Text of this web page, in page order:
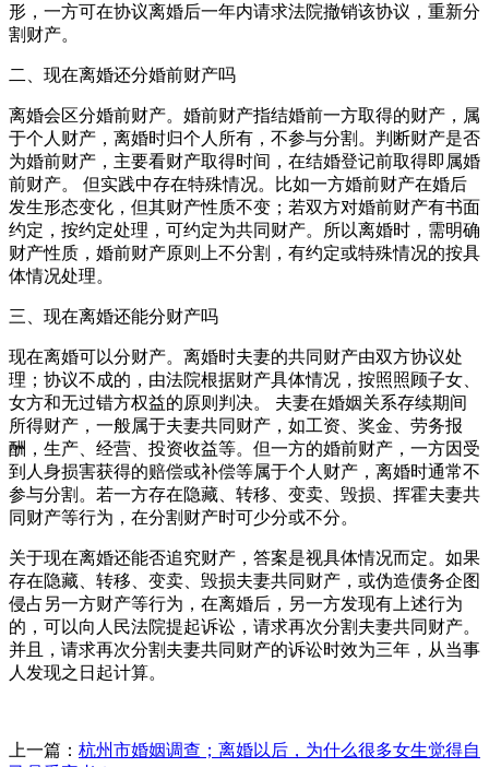
形，一方可在协议离婚后一年内请求法院撤销该协议，重新分
割财产。
二、现在离婚还分婚前财产吗
离婚会区分婚前财产。婚前财产指结婚前一方取得的财产，属
于个人财产，离婚时归个人所有，不参与分割。判断财产是否
为婚前财产，主要看财产取得时间，在结婚登记前取得即属婚
前财产。 但实践中存在特殊情况。比如一方婚前财产在婚后
发生形态变化，但其财产性质不变；若双方对婚前财产有书面
约定，按约定处理，可约定为共同财产。所以离婚时，需明确
财产性质，婚前财产原则上不分割，有约定或特殊情况的按具
体情况处理。
三、现在离婚还能分财产吗
现在离婚可以分财产。离婚时夫妻的共同财产由双方协议处
理；协议不成的，由法院根据财产具体情况，按照照顾子女、
女方和无过错方权益的原则判决。 夫妻在婚姻关系存续期间
所得财产，一般属于夫妻共同财产，如工资、奖金、劳务报
酬，生产、经营、投资收益等。但一方的婚前财产，一方因受
到人身损害获得的赔偿或补偿等属于个人财产，离婚时通常不
参与分割。若一方存在隐藏、转移、变卖、毁损、挥霍夫妻共
同财产等行为，在分割财产时可少分或不分。
关于现在离婚还能否追究财产，答案是视具体情况而定。如果
存在隐藏、转移、变卖、毁损夫妻共同财产，或伪造债务企图
侵占另一方财产等行为，在离婚后，另一方发现有上述行为
的，可以向人民法院提起诉讼，请求再次分割夫妻共同财产。
并且，请求再次分割夫妻共同财产的诉讼时效为三年，从当事
人发现之日起计算。
上一篇： 杭州市婚姻调查；离婚以后，为什么很多女生觉得自